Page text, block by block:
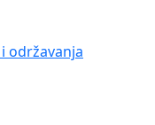
održavanja